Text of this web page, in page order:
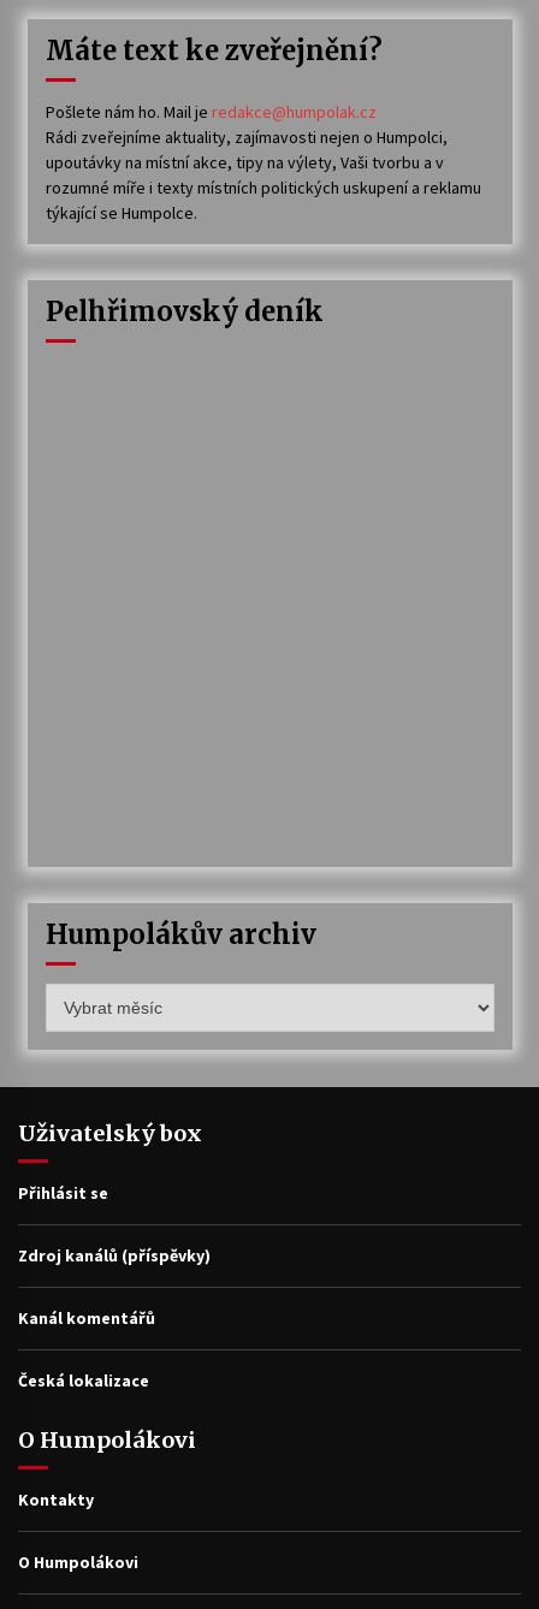
Máte text ke zveřejnění?
Pošlete nám ho. Mail je redakce@humpolak.cz
Rádi zveřejníme aktuality, zajímavosti nejen o Humpolci,
upoutávky na místní akce, tipy na výlety, Vaši tvorbu a v
rozumné míře i texty místních politických uskupení a reklamu
týkající se Humpolce.
Pelhřimovský deník
Humpolákův archiv
archiv
Uživatelský box
Přihlásit se
Zdroj kanálů (příspěvky)
Kanál komentářů
Česká lokalizace
O Humpolákovi
Kontakty
O Humpolákovi